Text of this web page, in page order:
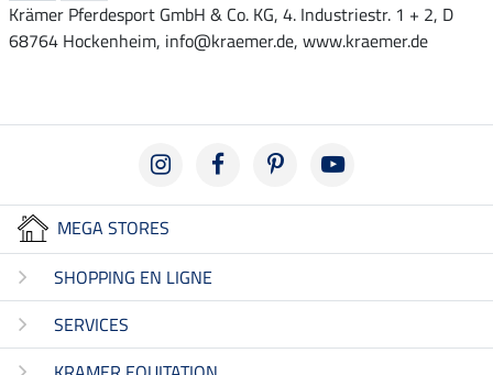
Krämer Pferdesport GmbH & Co. KG, 4. Industriestr. 1 + 2, D
68764 Hockenheim, info@kraemer.de, www.kraemer.de
MEGA STORES
SHOPPING EN LIGNE
SERVICES